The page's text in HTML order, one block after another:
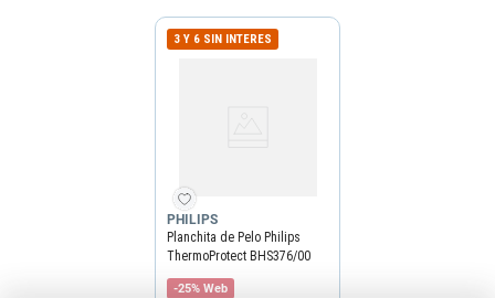
3 Y 6 SIN INTERES
PHILIPS
Planchita de Pelo Philips
ThermoProtect BHS376/00
-25% Web